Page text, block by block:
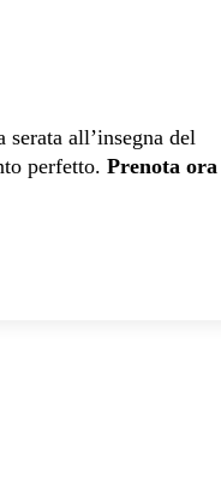
all’insegna del
perfetto. Prenota